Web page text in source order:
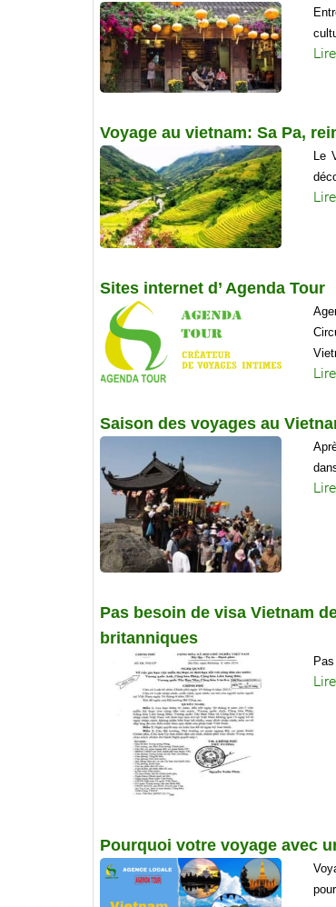
Voyage au vietnam: Sa Pa,
Le
Sites internet d’ Agenda Tour
Saison des voyages au
Pas besoin de visa Vietnam
britanniques
Pourquoi votre voyage avec